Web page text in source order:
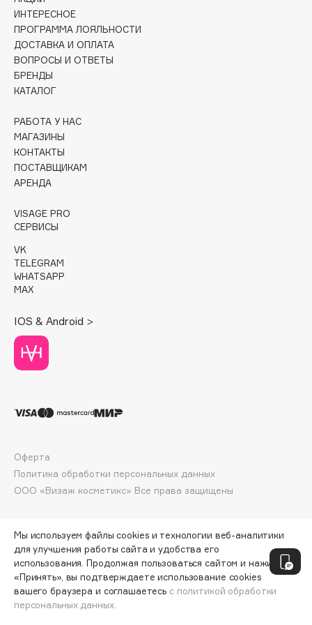
Collagenina
Consly
Corimo
CosRX
Cottolina
Cunzite
d'Alba
DABO
DARLING*
Darphin
Deonica
Dessange
Dior
Dolomit
DP Daily Perfection
Dr. Vranjes Firenze
Dr.Jart+
DSD de Luxe
Dyson
ДОБАВИТЬ В КОРЗИНУ
ИНТЕРЕСНОЕ
ПРОГРАММА ЛОЯЛЬНОСТИ
ДОСТАВКА И ОПЛАТА
ВОПРОСЫ И ОТВЕТЫ
БРЕНДЫ
КАТАЛОГ
РАБОТА У НАС
МАГАЗИНЫ
КОНТАКТЫ
ПОСТАВЩИКАМ
АРЕНДА
VISAGE PRO
СЕРВИСЫ
VK
TELEGRAM
WHATSAPP
MAX
IOS & Android >
ООО «Визаж косметикс» Все права защищены
Оферта
Политика обработки персональных данных
Мы используем файлы cookies и технологии веб-аналитики
для улучшения работы сайта и удобства его
использования. Продолжая пользоваться сайтом и нажимая
«Принять», вы подтверждаете использование cookies
вашего браузера и соглашаетесь с политикой обработки
персональных данных.